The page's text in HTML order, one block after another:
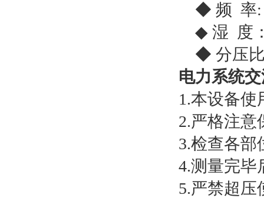
◆ 频 率:
◆ 湿 度
◆ 分压比
电力系统
1.本设备
2.严格注意
3.检查各部
4.测量完毕
5.严禁超压